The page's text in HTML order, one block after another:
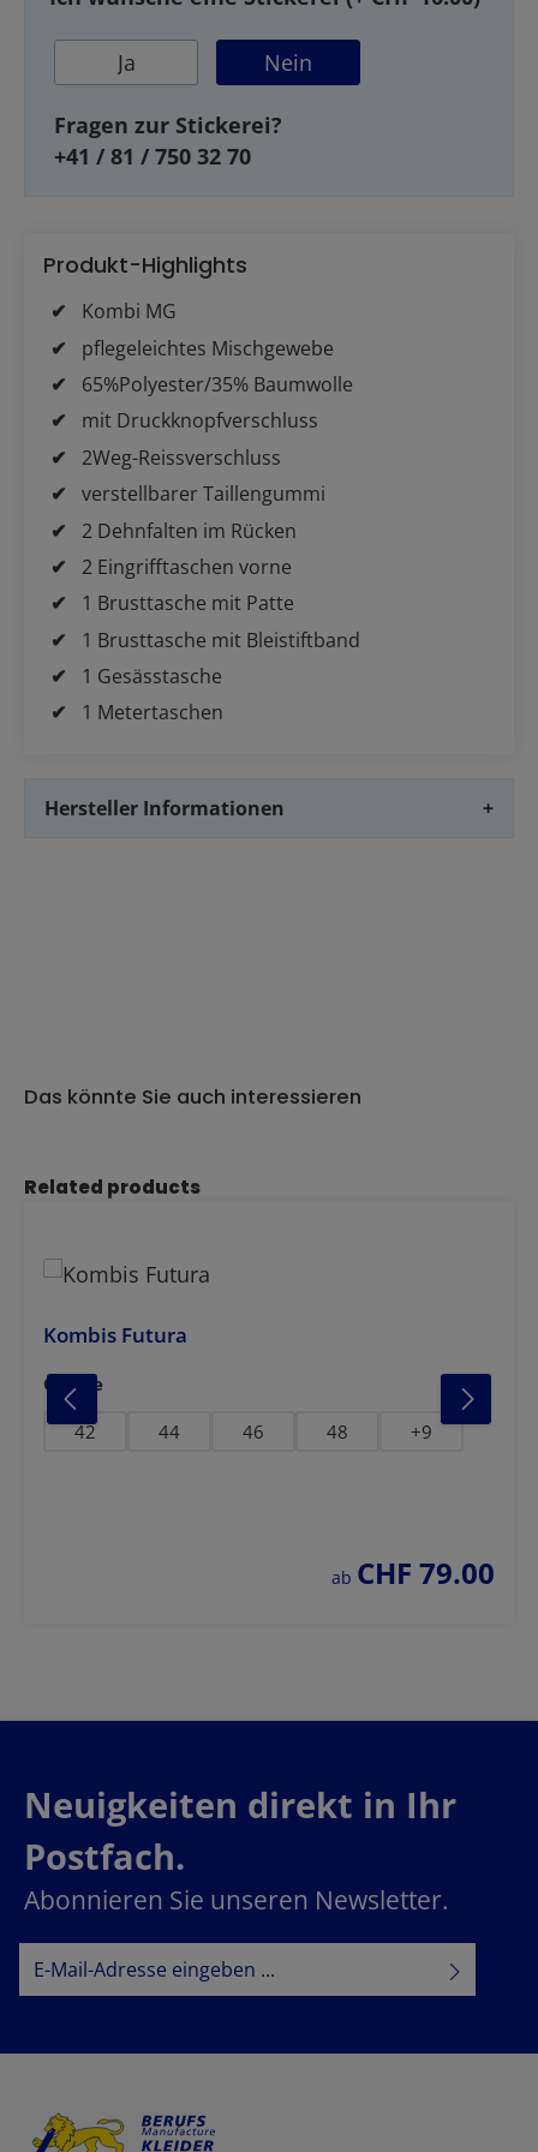
Ja Nein
Fragen zur Stickerei?
+41 / 81 / 750 32 70
Produkt-Highlights
Kombi MG
pflegeleichtes Mischgewebe
65%Polyester/35% Baumwolle
mit Druckknopfverschluss
2Weg-Reissverschluss
verstellbarer Taillengummi
2 Dehnfalten im Rücken
2 Eingrifftaschen vorne
1 Brusttasche mit Patte
1 Brusttasche mit Bleistiftband
1 Gesässtasche
1 Metertaschen
Hersteller Informationen +
Das könnte Sie auch interessieren
Produktgalerie überspringen
Related products
Kombis Futura
Grösse
42 44 46 48 +9
regulärer preis:
ab CHF 79.00
gelb-dunkelblau
gelb-schwarz
Neuigkeiten direkt in Ihr
Postfach.
Abonnieren Sie unseren Newsletter.
E-Mail-Adresse*
Ich habe dieDatenschutzbestimmungenzur Kenntnis